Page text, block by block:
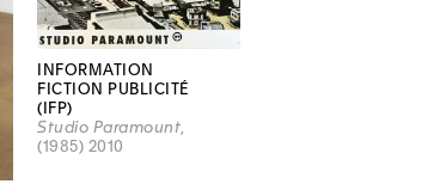
INFORMATION
FICTION PUBLICITÉ
(IFP)
Studio Paramount,
(1985) 2010